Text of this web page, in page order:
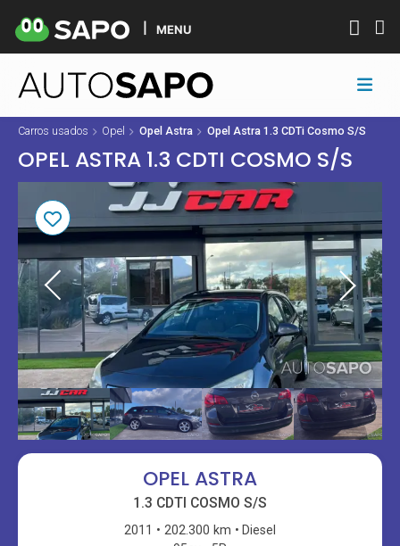
MENU
Carros usados Opel Opel Astra Opel Astra 1.3 CDTi Cosmo S/S
OPEL ASTRA 1.3 CDTI COSMO S/S
OPEL ASTRA
1.3 CDTI COSMO S/S
2011 202.300 km
Diesel